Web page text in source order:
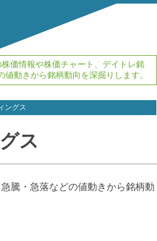
価情報や株価チャート、デイトレ銘
動きから銘柄動向を深掘りします。
ングス
ス
騰・急落などの値動きから銘柄動